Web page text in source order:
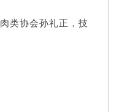
肉类协会孙礼正，技